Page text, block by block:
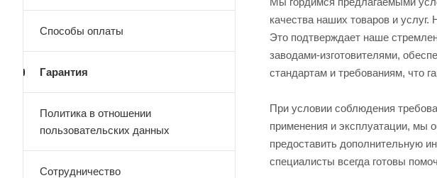
качества наших товаров и
Это подтверждает наше
заводами-изготовителями,
стандартам и требованиям, что
При условии соблюдения
применения и эксплуатации, мы
предоставить дополнительную
специалисты всегда готовы
Способы оплаты
Гарантия
Политика в отношении
пользовательских данных
Сотрудничество